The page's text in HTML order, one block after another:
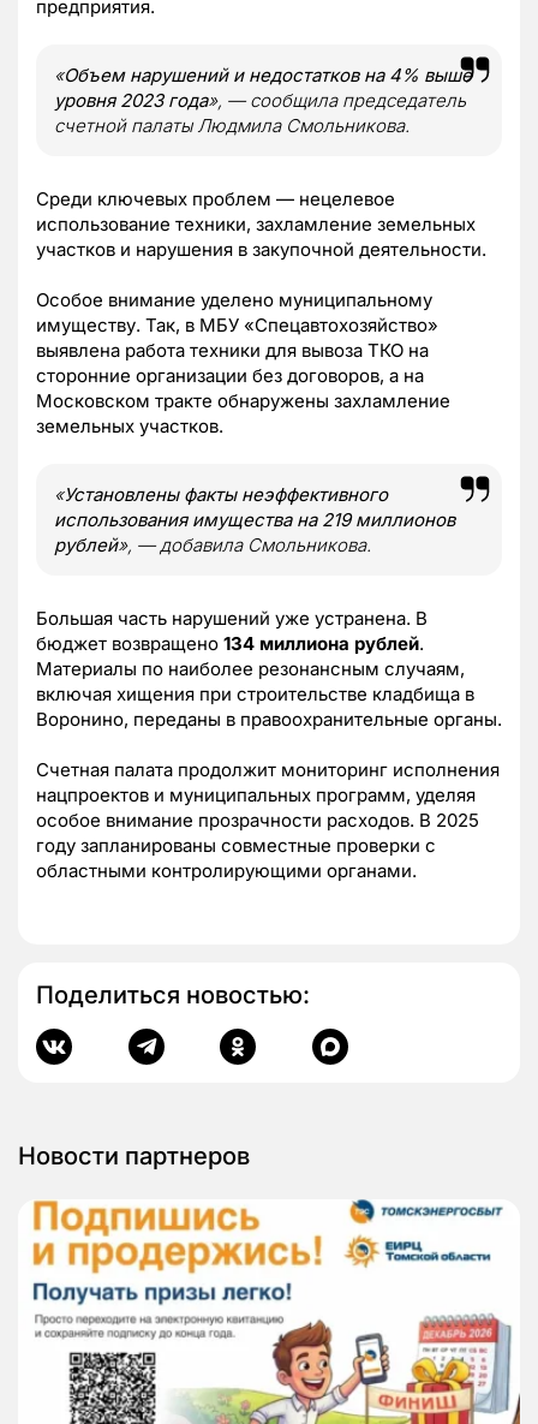
предприятия.
«Объем нарушений и недостатков на 4% выше
уровня 2023 года», — сообщила председатель
счетной палаты Людмила Смольникова.
Среди ключевых проблем — нецелевое
использование техники, захламление земельных
участков и нарушения в закупочной деятельности.
Особое внимание уделено муниципальному
имуществу. Так, в МБУ «Спецавтохозяйство»
выявлена работа техники для вывоза ТКО на
сторонние организации без договоров, а на
Московском тракте обнаружены захламление
земельных участков.
«Установлены факты неэффективного
использования имущества на 219 миллионов
рублей», — добавила Смольникова.
Большая часть нарушений уже устранена. В
бюджет возвращено 134 миллиона рублей.
Материалы по наиболее резонансным случаям,
включая хищения при строительстве кладбища в
Воронино, переданы в правоохранительные органы.
Счетная палата продолжит мониторинг исполнения
нацпроектов и муниципальных программ, уделяя
особое внимание прозрачности расходов. В 2025
году запланированы совместные проверки с
областными контролирующими органами.
Поделиться новостью:
Новости партнеров